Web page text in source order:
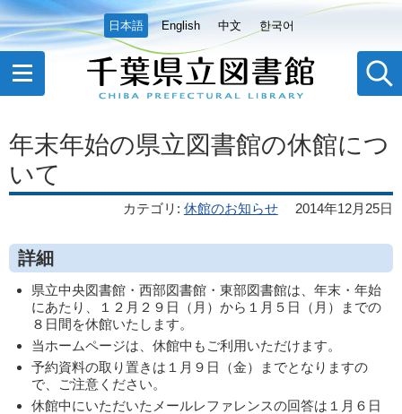
日本語 English 中文 한국어
年末年始の県立図書館の休館につ
いて
カテゴリ : 休館のお知らせ 2014年12月25日
詳細
県立中央図書館・西部図書館・東部図書館は、年末・年始
にあたり、１２月２９日（月）から１月５日（月）までの
８日間を休館いたします。
当ホームページは、休館中もご利用いただけます。
予約資料の取り置きは１月９日（金）までとなりますの
で、ご注意ください。
休館中にいただいたメールレファレンスの回答は１月６日